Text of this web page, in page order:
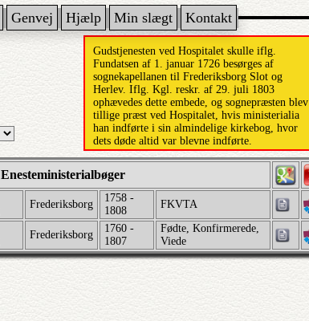
Genvej Hjælp Min slægt Kontakt
Gudstjenesten ved Hospitalet skulle iflg.
Fundatsen af 1. januar 1726 besørges af
sognekapellanen til Frederiksborg Slot og
Herlev. Iflg. Kgl. reskr. af 29. juli 1803
ophævedes dette embede, og sognepræsten blev
tillige præst ved Hospitalet, hvis ministerialia
han indførte i sin almindelige kirkebog, hvor
dets døde altid var blevne indførte.
Enesteministerialbøger
Frederiksborg
1758 -
1808
FKVTA
Frederiksborg
1760 -
1807
Fødte, Konfirmerede,
Viede